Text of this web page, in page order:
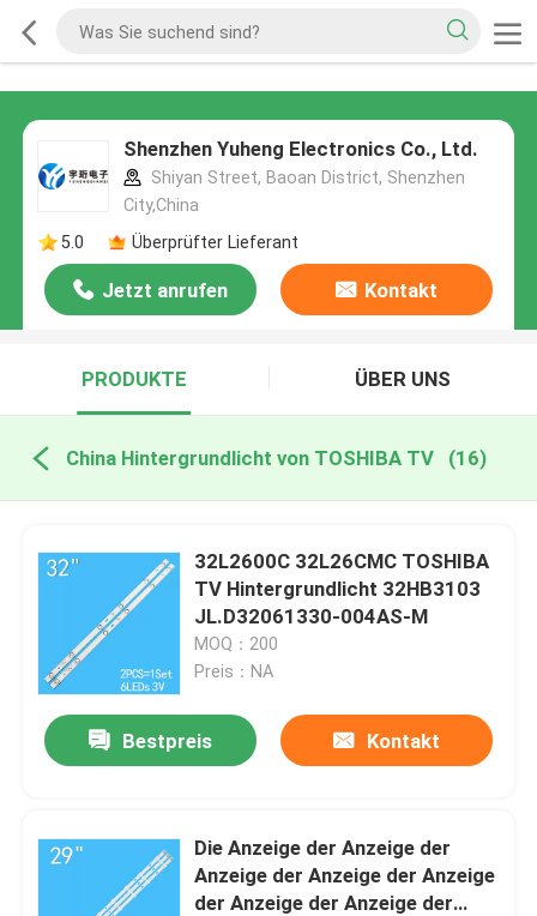
Shenzhen Yuheng Electronics Co., Ltd.
Shiyan Street, Baoan District, Shenzhen
City,China
5.0
Überprüfter Lieferant
Jetzt anrufen Kontakt
PRODUKTE ÜBER UNS
China Hintergrundlicht von TOSHIBA TV (16)
32L2600C 32L26CMC TOSHIBA
TV Hintergrundlicht 32HB3103
JL.D32061330-004AS-M
MOQ：200
Preis：NA
Bestpreis Kontakt
Die Anzeige der Anzeige der
Anzeige der Anzeige der Anzeige
der Anzeige der Anzeige der